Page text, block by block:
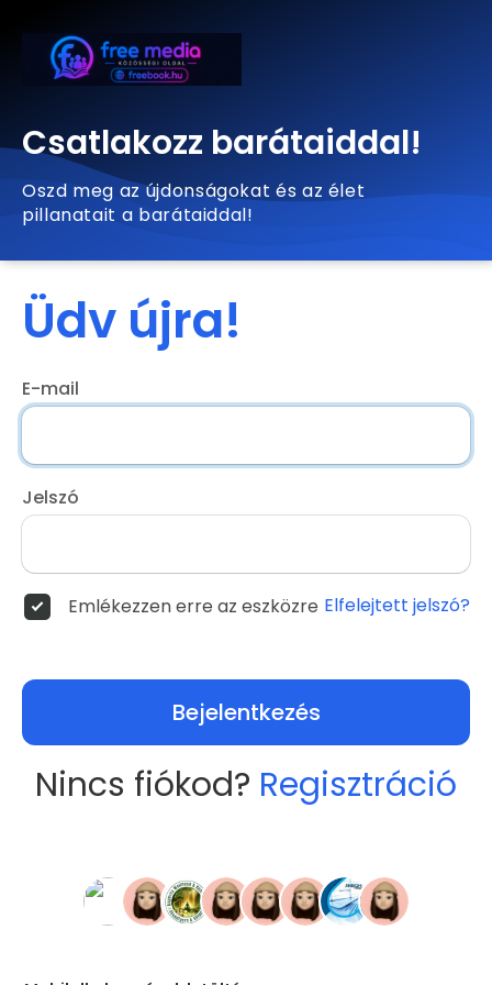
Csatlakozz barátaiddal!
Oszd meg az újdonságokat és az élet
pillanatait a barátaiddal!
Üdv újra!
E-mail
Jelszó
Emlékezzen erre az eszközre Elfelejtett jelszó?
Bejelentkezés
Nincs fiókod? Regisztráció